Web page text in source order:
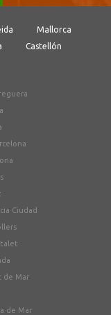
Mallorca
Castellón
Ciudad
de Mar
de Mar